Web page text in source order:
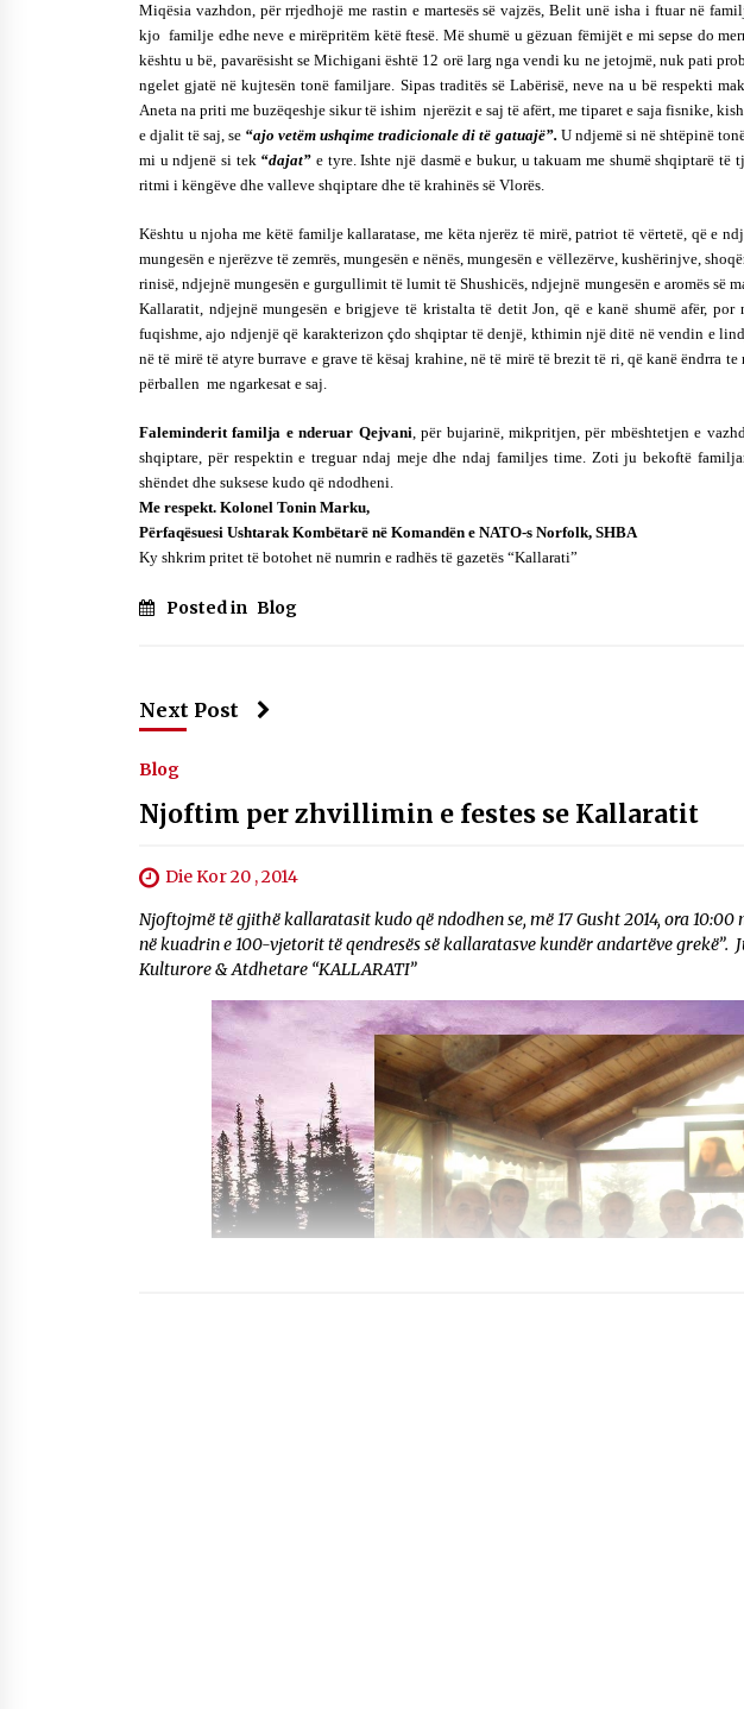
Miqësia vazhdon, për rrjedhojë me rastin e martesës së vajzës, Belit unë isha i ftuar në
kjo familje edhe neve e mirëpritëm këtë ftesë. Më shumë u gëzuan fëmijët e mi sepse do
kështu u bë, pavarësisht se Michigani është 12 orë larg nga vendi ku ne jetojmë, nuk pati
ngelet gjatë në kujtesën tonë familjare. Sipas traditës së Labërisë, neve na u bë respekti
Aneta na priti me buzëqeshje sikur të ishim njerëzit e saj të afërt, me tiparet e saja fisnike,
e djalit të saj, se “ajo vetëm ushqime tradicionale di të gatuajë”. U ndjemë si në shtëpinë
mi u ndjenë si tek “dajat” e tyre.Ishte një dasmë e bukur, u takuam me shumë shqiptarë
ritmi i këngëve dhe valleve shqiptare dhe të krahinës së Vlorës.
Kështu u njoha me këtë familje kallaratase, me këta njerëz të mirë, patriot të vërtetë, që e
mungesën e njerëzve të zemrës, mungesën e nënës, mungesën e vëllezërve, kushërinjve,
rinisë, ndjejnë mungesën e gurgullimit të lumit të Shushicës, ndjejnë mungesën e aromës së
Kallaratit, ndjejnë mungesën e brigjeve të kristalta të detit Jon, që e kanë shumë afër,
fuqishme, ajo ndjenjë që karakterizon çdo shqiptar të denjë, kthimin një ditë në vendin e
në të mirë të atyre burrave e grave të kësaj krahine, në të mirë të brezit të ri, që kanë ëndrra
përballen me ngarkesat e saj.
Faleminderit familja e nderuar Qejvani, për bujarinë, mikpritjen, për mbështetjen e
shqiptare, për respektin e treguar ndaj meje dhe ndaj familjes time. Zoti ju bekoftë
shëndet dhe suksese kudo që ndodheni.
Me respekt. Kolonel Tonin Marku,
Përfaqësuesi Ushtarak Kombëtarë në Komandën e NATO-s Norfolk, SHBA
Ky shkrim pritet të botohet në numrin e radhës të gazetës “Kallarati”
Posted in Blog
Next Post
Blog
Njoftim per zhvillimin e festes se Kallaratit
Die Kor 20 , 2014
Njoftojmë të gjithë kallaratasit kudo që ndodhen se, më 17 Gusht 2014, ora
në kuadrin e 100-vjetorit të qendresës së kallaratasve kundër andartëve grekë”.
Kulturore & Atdhetare “KALLARATI”